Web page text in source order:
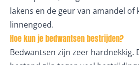
lakens en de geur van amandel of
linnengoed.
Hoe kun je bedwantsen bestrijden?
Bedwantsen zijn zeer